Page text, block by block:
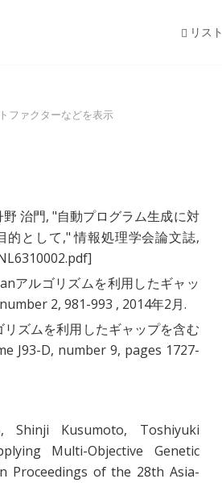
リスト
ファクターなどを表示
野 治門, "自動プログラム生成に対
的として," 情報処理学会論文誌,
アルゴリズムを利用したギャッ
2, 981-993 , 2014年2月.
ズムを利用したギャップを含む
J93-D, number 9, pages 1727-
, Shinji Kusumoto, Toshiyuki
Multi-Objective Genetic
Proceedings of the 28th Asia-